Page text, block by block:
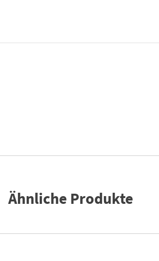
Ähnliche Produkte